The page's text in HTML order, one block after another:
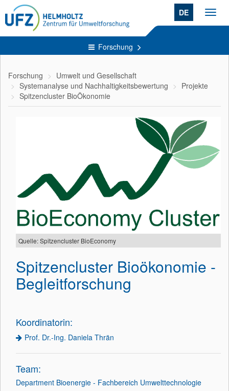
DE
Forschung
Forschung
Umwelt und Gesellschaft
Systemanalyse und Nachhaltigkeitsbewertung
Projekte
Spitzencluster BioÖkonomie
Quelle: Spitzencluster BioEconomy
Spitzencluster Bioökonomie -
Begleitforschung
Koordinatorin:
Prof. Dr.-Ing. Daniela Thrän
Team:
Department Bioenergie - Fachbereich Umwelttechnologie